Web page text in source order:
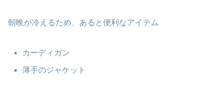
朝晩が冷えるため、あると便利なアイテム
カーディガン
薄手のジャケット